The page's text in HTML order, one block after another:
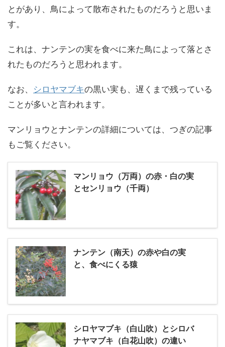
とがあり、鳥によって散布されたものだろうと思いま
す。
これは、ナンテンの実を食べに来た鳥によって落とさ
れたものだろうと思われます。
なお、 シロヤマブキの黒い実も、遅くまで残っている
ことが多いと言われます。
マンリョウとナンテンの詳細については、つぎの記事
もご覧ください。
マンリョウ（万両）の赤・白の実
とセンリョウ（千両）
ナンテン（南天）の赤や白の実
と、食べにくる猿
シロヤマブキ（白山吹）とシロバ
ナヤマブキ（白花山吹）の違い